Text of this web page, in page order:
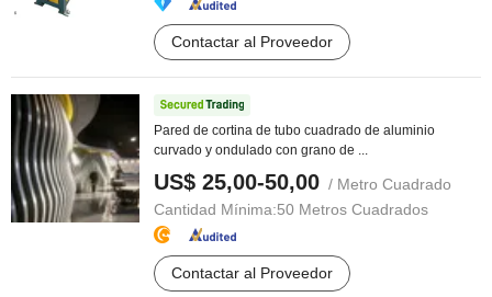
Contactar al Proveedor
Pared de cortina de tubo cuadrado de aluminio
curvado y ondulado con grano de ...
US$ 25,00-50,00 / Metro Cuadrado
Cantidad Mínima:50 Metros Cuadrados
Contactar al Proveedor